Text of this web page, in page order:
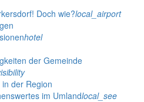
Doch wie?local_airport
hotel
der Gemeinde
der Region
im Umlandlocal_see